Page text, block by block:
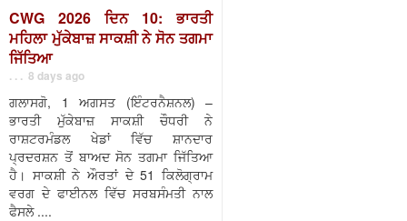
CWG 2026 ਦਿਨ 10: ਭਾਰਤੀ
ਮਹਿਲਾ ਮੁੱਕੇਬਾਜ਼ ਸਾਕਸ਼ੀ ਨੇ ਸੋਨ ਤਗਮਾ
ਜਿੱਤਿਆ
. . . 8 days ago
ਗਲਾਸਗੋ, 1 ਅਗਸਤ (ਇੰਟਰਨੈਸ਼ਨਲ) –
ਭਾਰਤੀ ਮੁੱਕੇਬਾਜ਼ ਸਾਕਸ਼ੀ ਚੌਧਰੀ ਨੇ
ਰਾਸ਼ਟਰਮੰਡਲ ਖੇਡਾਂ ਵਿੱਚ ਸ਼ਾਨਦਾਰ
ਪ੍ਰਦਰਸ਼ਨ ਤੋਂ ਬਾਅਦ ਸੋਨ ਤਗਮਾ ਜਿੱਤਿਆ
ਹੈ। ਸਾਕਸ਼ੀ ਨੇ ਔਰਤਾਂ ਦੇ 51 ਕਿਲੋਗ੍ਰਾਮ
ਵਰਗ ਦੇ ਫਾਈਨਲ ਵਿੱਚ ਸਰਬਸੰਮਤੀ ਨਾਲ
ਫੈਸਲੇ ....